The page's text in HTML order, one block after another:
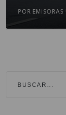
POR